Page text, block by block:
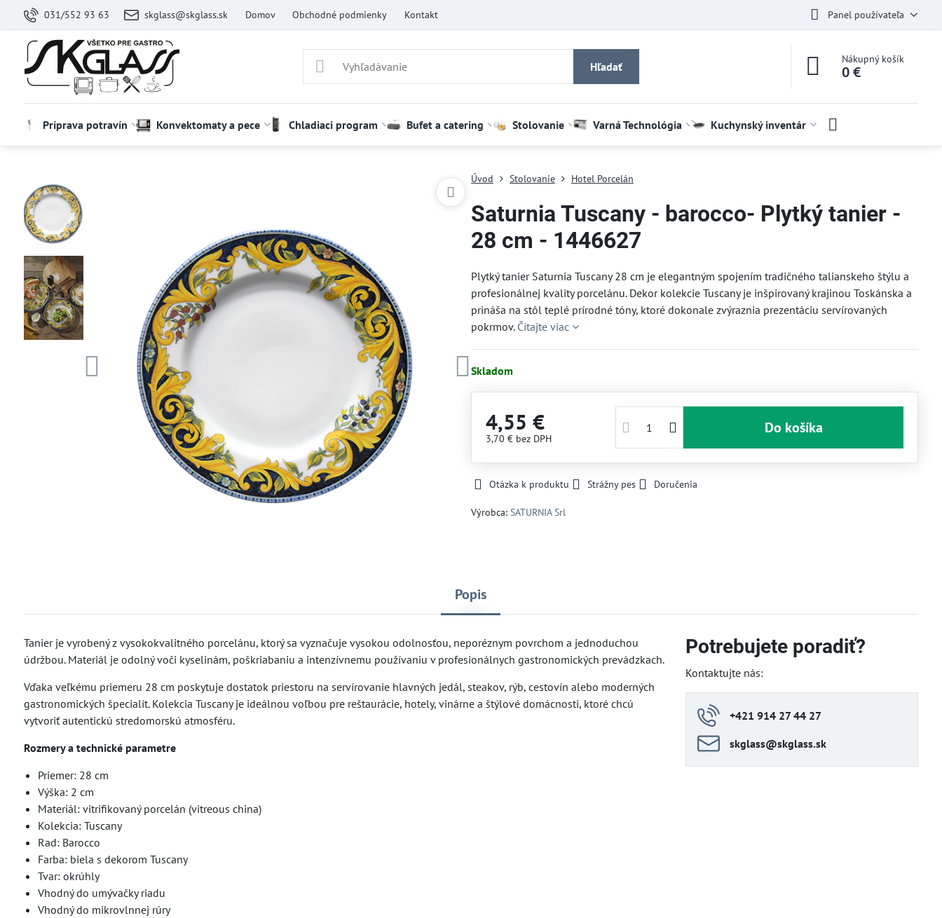
031/552 93 63 skglass@skglass.sk Domov Obchodné podmienky Kontakt Panel používateľa
Hľadať
Nákupný košík
0 €
Príprava potravín Konvektomaty a pece Chladiaci program Bufet a catering Stolovanie Varná Technológia Kuchynský inventár
Úvod Stolovanie Hotel Porcelán
Saturnia Tuscany - barocco- Plytký tanier -
28 cm - 1446627
Plytký tanier Saturnia Tuscany 28 cm je elegantným spojením tradičného talianskeho štýlu a
profesionálnej kvality porcelánu. Dekor kolekcie Tuscany je inšpirovaný krajinou Toskánska a
prináša na stôl teplé prírodné tóny, ktoré dokonale zvýraznia prezentáciu servírovaných
pokrmov. Čítajte viac
Skladom
4,55 €
3,70 € bez DPH
Do košíka
Otázka k produktu Strážny pes Doručenia
Výrobca: SATURNIA Srl
Popis
Tanier je vyrobený z vysokokvalitného porcelánu, ktorý sa vyznačuje vysokou odolnosťou, neporéznym povrchom a jednoduchou
údržbou. Materiál je odolný voči kyselinám, poškriabaniu a intenzívnemu používaniu v profesionálnych gastronomických prevádzkach.
Vďaka veľkému priemeru 28 cm poskytuje dostatok priestoru na servírovanie hlavných jedál, steakov, rýb, cestovín alebo moderných
gastronomických špecialít. Kolekcia Tuscany je ideálnou voľbou pre reštaurácie, hotely, vinárne a štýlové domácnosti, ktoré chcú
vytvoriť autentickú stredomorskú atmosféru.
Rozmery a technické parametre
Priemer: 28 cm
Výška: 2 cm
Materiál: vitrifikovaný porcelán (vitreous china)
Kolekcia: Tuscany
Rad: Barocco
Farba: biela s dekorom Tuscany
Tvar: okrúhly
Vhodný do umývačky riadu
Vhodný do mikrovlnnej rúry
Potrebujete poradiť?
Kontaktujte nás:
+421 914 27 44 27
skglass​@skglass​.sk